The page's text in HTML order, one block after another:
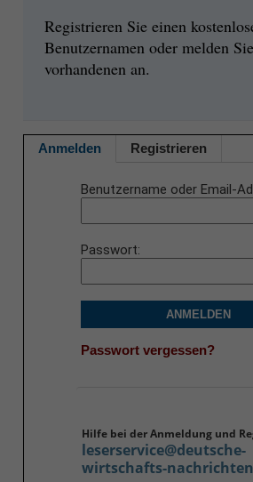
Registrieren Sie einen
Benutzernamen oder melden
vorhandenen an.
Anmelden Registrieren
Benutzername oder Email-
Passwort
ANMELDEN
Passwort vergessen?
Hilfe bei der Anmeldung und
leserservice@deutsche-
wirtschafts-